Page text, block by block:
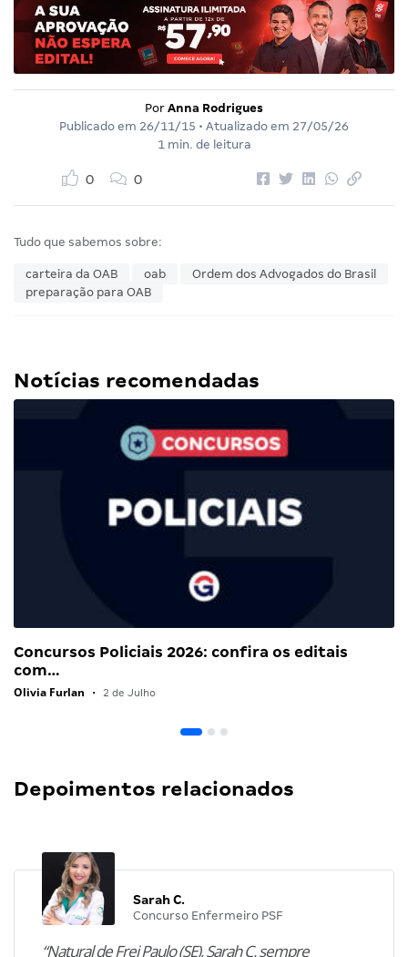
Por Anna Rodrigues
Publicado em 26/11/15 • Atualizado em 27/05/26
1 min. de leitura
0 0
Tudo que sabemos sobre:
carteira da OAB oab
Ordem dos Advogados do Brasil
preparação para OAB
Notícias recomendadas
Concursos Policiais 2026: confira os editais
com…
Olivia Furlan • 2 de Julho
Depoimentos relacionados
Sarah C.
Concurso Enfermeiro PSF
“Natural de Frei Paulo (SE), Sarah C. sempre